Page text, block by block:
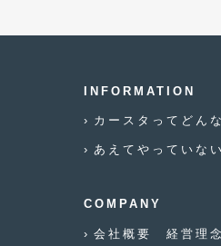
INFORMATION
カースタってどん
あえてやっていな
COMPANY
会社概要 経営理念